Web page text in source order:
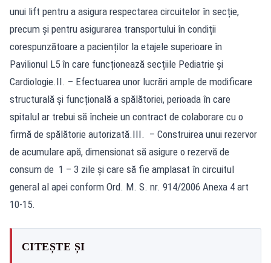
unui lift pentru a asigura respectarea circuitelor în secție,
precum și pentru asigurarea transportului în condiții
corespunzătoare a pacienților la etajele superioare în
Pavilionul L5 în care funcționează secțiile Pediatrie și
Cardiologie.II. – Efectuarea unor lucrări ample de modificare
structurală și funcțională a spălătoriei, perioada în care
spitalul ar trebui să încheie un contract de colaborare cu o
firmă de spălătorie autorizată.III. – Construirea unui rezervor
de acumulare apă, dimensionat să asigure o rezervă de
consum de 1 – 3 zile şi care să fie amplasat în circuitul
general al apei conform Ord. M. S. nr. 914/2006 Anexa 4 art
10-15.
CITEȘTE ȘI